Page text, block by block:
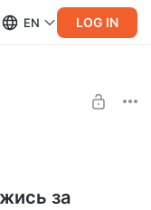
EN LOG IN
за